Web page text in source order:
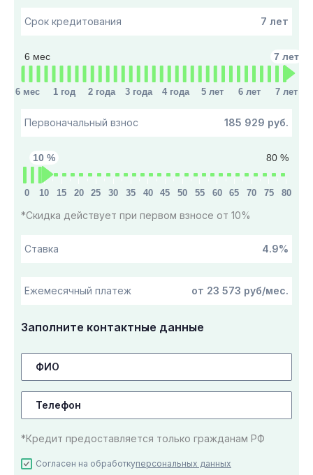
Срок кредитования 7 лет
6 мес 7 лет
6 мес 1 год 2 года 3 года 4 года 5 лет 6 лет 7 лет
Первоначальный взнос 185 929 руб.
80 %
10 %
0 10 15 20 25 30 35 40 45 50 55 60 65 70 75 80
*Скидка действует при первом взносе от 10%
Ставка 4.9%
Ежемесячный платеж от 23 573 руб/мес.
Заполните контактные данные
*Кредит предоставляется только гражданам РФ
Согласен на обработкуперсональных данных